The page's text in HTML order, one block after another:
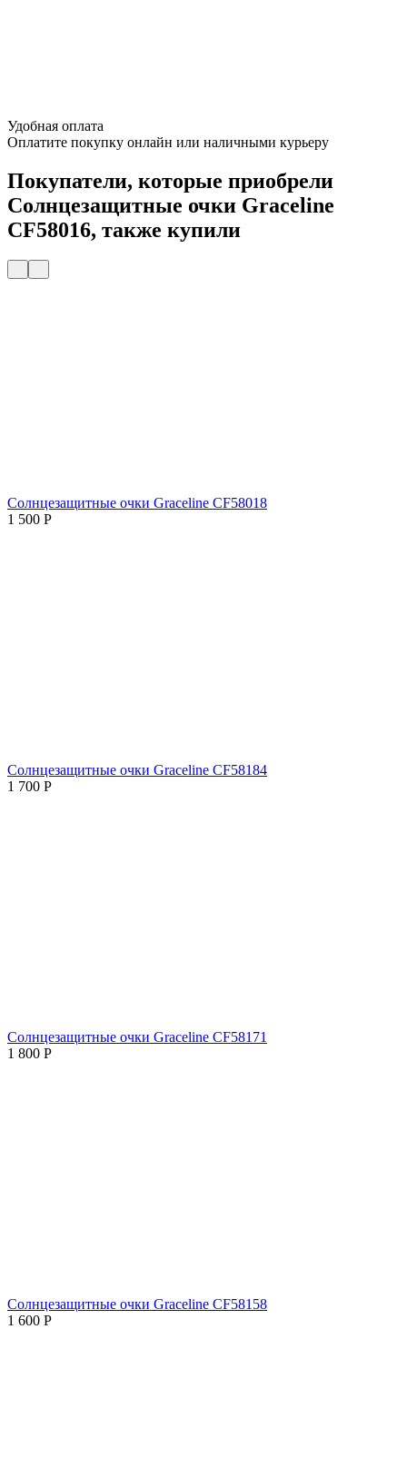
Удобная оплата
Оплатите покупку онлайн или наличными курьеру
Покупатели, которые приобрели
Солнцезащитные очки Graceline
CF58016, также купили
Солнцезащитные очки Graceline CF58018
1 500 Р
Солнцезащитные очки Graceline CF58184
1 700 Р
Солнцезащитные очки Graceline CF58171
1 800 Р
Солнцезащитные очки Graceline CF58158
1 600 Р